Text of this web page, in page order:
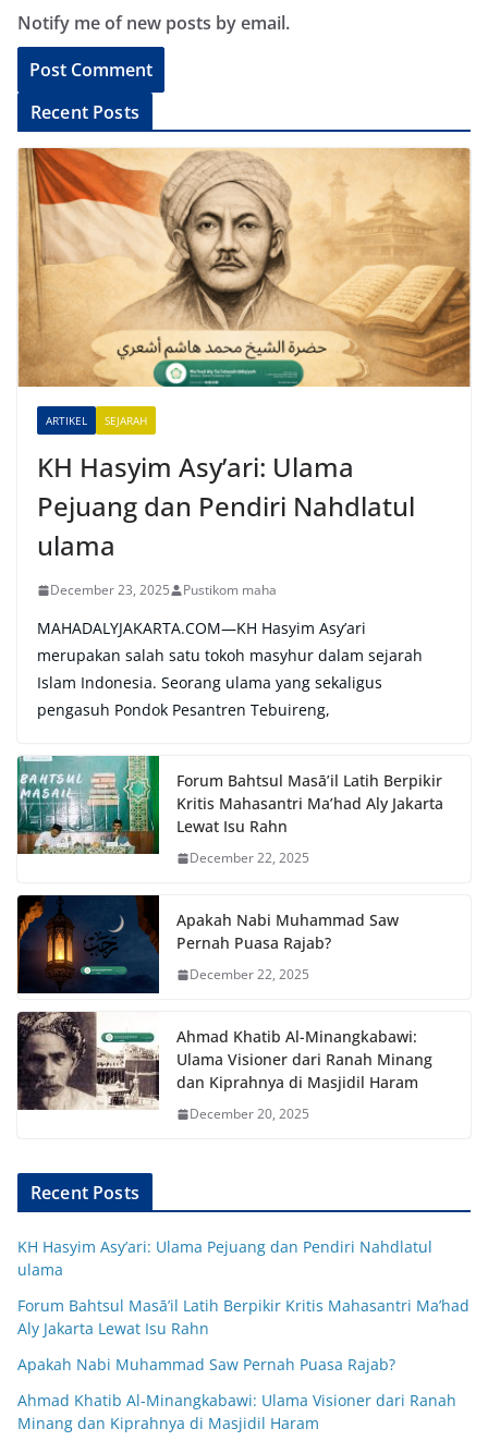
Notify me of new posts by email.
l
a
t
v
Recent Posts
ARTIKEL SEJARAH
KH Hasyim Asy’ari: Ulama
Pejuang dan Pendiri Nahdlatul
ulama
December 23, 2025 Pustikom maha
MAHADALYJAKARTA.COM—KH Hasyim Asy’ari
merupakan salah satu tokoh masyhur dalam sejarah
Islam Indonesia. Seorang ulama yang sekaligus
pengasuh Pondok Pesantren Tebuireng,
Forum Bahtsul Masā’il Latih Berpikir
Kritis Mahasantri Ma’had Aly Jakarta
Lewat Isu Rahn
December 22, 2025
Apakah Nabi Muhammad Saw
Pernah Puasa Rajab?
December 22, 2025
Ahmad Khatib Al-Minangkabawi:
Ulama Visioner dari Ranah Minang
dan Kiprahnya di Masjidil Haram
December 20, 2025
Recent Posts
KH Hasyim Asy’ari: Ulama Pejuang dan Pendiri Nahdlatul
ulama
Forum Bahtsul Masā’il Latih Berpikir Kritis Mahasantri Ma’had
Aly Jakarta Lewat Isu Rahn
Apakah Nabi Muhammad Saw Pernah Puasa Rajab?
Ahmad Khatib Al-Minangkabawi: Ulama Visioner dari Ranah
Minang dan Kiprahnya di Masjidil Haram